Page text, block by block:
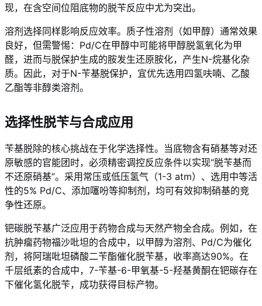
现，在含空间位阻底物的脱苄反应中尤为突出。
溶剂选择同样影响反应效率。质子性溶剂（如甲醇）通常效果
良好，但需警惕：Pd/C在甲醇中可能将甲醇脱氢氧化为甲
醛，进而与脱保护生成的胺发生还原胺化，产生N-烷基化杂
质。因此，对于N-苄基脱保护，宜优先选用四氢呋喃、乙酸
乙酯等非醇类溶剂。
选择性脱苄与合成应用
苄基脱除的核心挑战在于化学选择性。当底物含有硝基等对还
原敏感的官能团时，必须精密调控反应条件以实现“脱苄基而
不还原硝基”。采用常压或低压氢气（1-3 atm）、选用中等活
性的5% Pd/C、添加噻吩等抑制剂，均可有效抑制硝基的竞
争性还原。
钯碳脱苄基广泛应用于药物合成与天然产物全合成。例如，在
抗肿瘤药物福沙吡坦的合成中，以甲醇为溶剂、Pd/C为催化
剂，将阿瑞吡坦磷酸二苄酯催化脱苄基，收率高达90%。在
千层纸素的合成中，7-苄基-6-甲氧基-5-羟基黄酮在钯碳存在
下催化氢化脱苄，成功获得目标产物。